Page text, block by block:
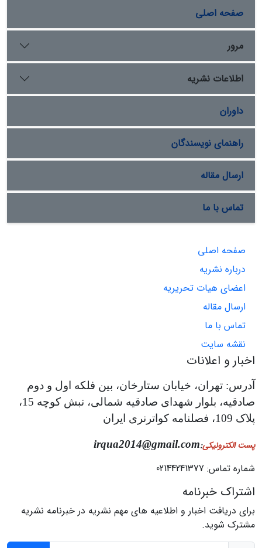
صفحه اصلی
مرور
اطلاعات نشریه
داوران
راهنمای نویسندگان
ارسال مقاله
تماس با ما
صفحه اصلی
درباره نشریه
اعضای هیات تحریریه
ارسال مقاله
تماس با ما
نقشه سایت
اخبار و اعلانات
آدرس: تهران، خیابان ستارخان، بین فلکه اول و دوم
صادقیه، بلوار شهدای صادقیه شمالی، نبش کوچه 15،
پلاک 109، فصلنامه کواترنری ایران
پست الکترونیکی:
irqua2014@gmail.com
شماره تماس: 02144241377
اشتراک خبرنامه
برای دریافت اخبار و اطلاعیه های مهم نشریه در خبرنامه نشریه
مشترک شوید.